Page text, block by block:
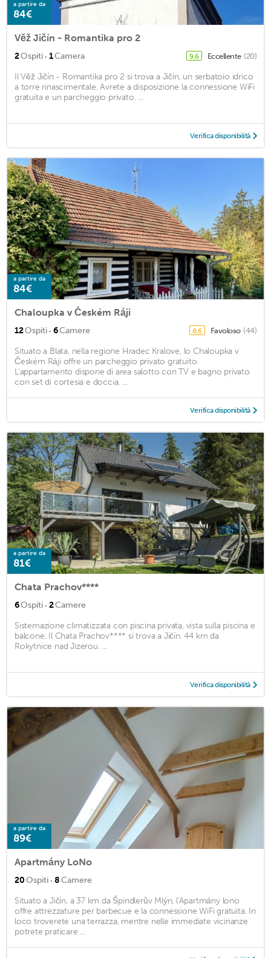
a partire da
84€
Věž Jičín - Romantika pro 2
2Ospiti · 1Camera 9,6 Eccellente (20)
Il Věž Jičín - Romantika pro 2 si trova a Jičín, un serbatoio idrico
a torre rinascimentale. Avrete a disposizione la connessione WiFi
gratuita e un parcheggio privato. ...
Verifica disponibilità
a partire da
84€
Chaloupka v Českém Ráji
12Ospiti · 6Camere 8,6 Favoloso (44)
Situato a Blata, nella regione Hradec Kralove, lo Chaloupka v
Českém Ráji offre un parcheggio privato gratuito.
L'appartamento dispone di area salotto con TV e bagno privato
con set di cortesia e doccia. ...
Verifica disponibilità
a partire da
81€
Chata Prachov****
6Ospiti · 2Camere
Sistemazione climatizzata con piscina privata, vista sulla piscina e
balcone. Il Chata Prachov**** si trova a Jičín. 44 km da
Rokytnice nad Jizerou. ...
Verifica disponibilità
a partire da
89€
Apartmány LoNo
20Ospiti · 8Camere
Situato a Jičín, a 37 km da Špindlerův Mlýn, l'Apartmány lono
offre attrezzature per barbecue e la connessione WiFi gratuita. In
loco troverete una terrazza, mentre nelle immediate vicinanze
potrete praticare ...